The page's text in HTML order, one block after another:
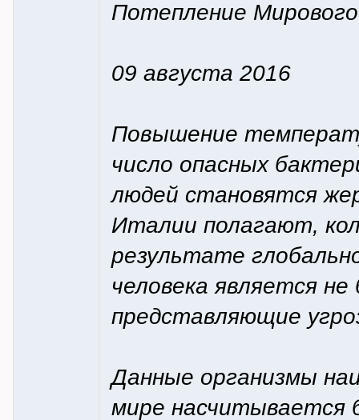
Потепление
09 августа 2016
Повышение
число опасных
людей становятся
Италии полагают,
результате
человека является
представляющие
Данные организмы
мире насчитывается